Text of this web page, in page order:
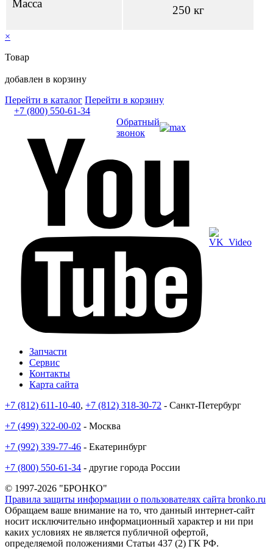
Масса
250 кг
×
Товар
добавлен в корзину
Перейти в каталог Перейти в корзину
+7 (800) 550-61-34
Обратный
звонок
Запчасти
Сервис
Контакты
Карта сайта
+7 (812) 611-10-40, +7 (812) 318-30-72 - Санкт-Петербург
+7 (499) 322-00-02 - Москва
+7 (992) 339-77-46 - Екатеринбург
+7 (800) 550-61-34 - другие города России
© 1997-2026 "БРОНКО"
Правила защиты информации о пользователях сайта bronko.ru
Обращаем ваше внимание на то, что данный интернет-сайт
носит исключительно информационный характер и ни при
каких условиях не является публичной офертой,
определяемой положениями Статьи 437 (2) ГК РФ.